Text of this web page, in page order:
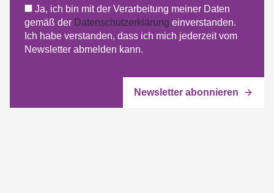
Ja, ich bin mit der Verarbeitung meiner Daten
gemäß der Datenschutzerklärung einverstanden.
Ich habe verstanden, dass ich mich jederzeit vom
Newsletter abmelden kann.